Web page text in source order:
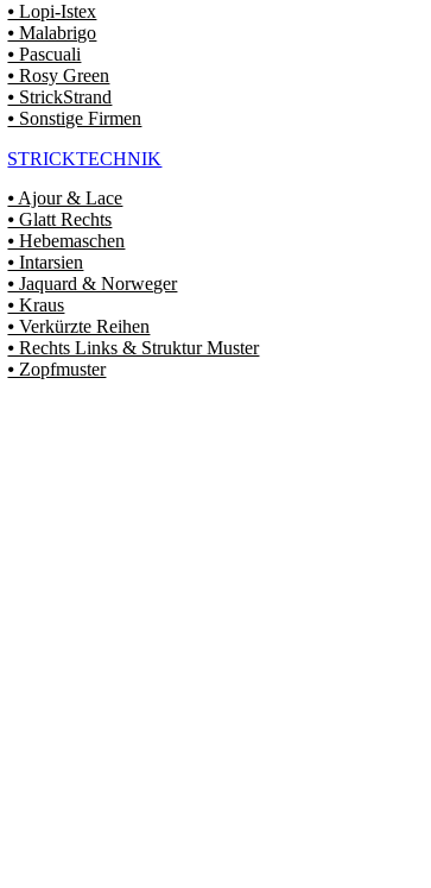
⦁ Lopi-Istex
⦁ Malabrigo
⦁ Pascuali
⦁ Rosy Green
⦁ StrickStrand
⦁ Sonstige Firmen
STRICKTECHNIK
⦁ Ajour & Lace
⦁ Glatt Rechts
⦁ Hebemaschen
⦁ Intarsien
⦁ Jaquard & Norweger
⦁ Kraus
⦁ Verkürzte Reihen
⦁ Rechts Links & Struktur Muster
⦁ Zopfmuster